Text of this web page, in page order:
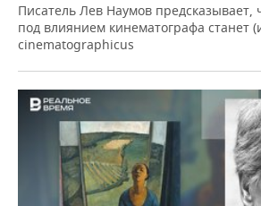
Писатель Лев Наумов предсказывает,
под влиянием кинематографа станет
cinematographicus